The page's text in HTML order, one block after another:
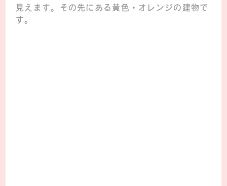
見えます。その先にある黄色・オレンジの建物で
す。